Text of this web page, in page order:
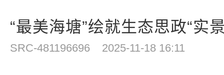
“最美海塘”绘就生态思政“实
SRC-481196696 2025-11-18 16:11